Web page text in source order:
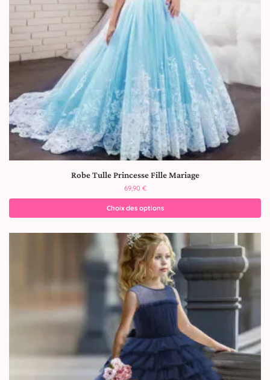
Robe Tulle Princesse Fille Mariage
69,90 €
Choix des options